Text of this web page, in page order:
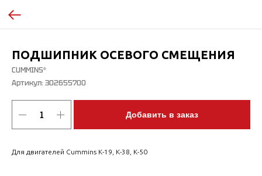
ПОДШИПНИК ОСЕВОГО СМЕЩЕНИЯ
CUMMINS®
Артикул: 302655700
Добавить в заказ
Для двигателей Cummins K-19, K-38, K-50